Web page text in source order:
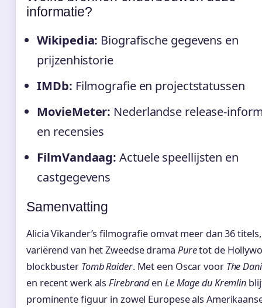
informatie?
Wikipedia: Biografische gegevens en
prijzenhistorie
IMDb: Filmografie en projectstatussen
MovieMeter: Nederlandse release-
en recensies
FilmVandaag: Actuele speellijsten en
castgegevens
Samenvatting
Alicia Vikander’s filmografie omvat meer dan 36 titels,
variërend van het Zweedse drama Puretot de
blockbuster Tomb Raider. Met een Oscar voor The
en recent werk alsFirebranden Le Mage du Kremlin
prominente figuur in zowel Europese als